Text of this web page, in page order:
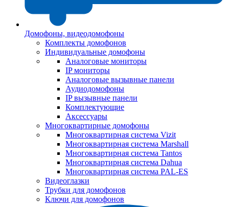
Домофоны, видеодомофоны
Комплекты домофонов
Индивидуальные домофоны
Аналоговые мониторы
IP мониторы
Аналоговые вызывные панели
Аудиодомофоны
IP вызывные панели
Комплектующие
Аксессуары
Многоквартирные домофоны
Многоквартирная система Vizit
Многоквартирная система Marshall
Многоквартирная система Tantos
Многоквартирная система Dahua
Многоквартирная система PAL-ES
Видеоглазки
Трубки для домофонов
Ключи для домофонов